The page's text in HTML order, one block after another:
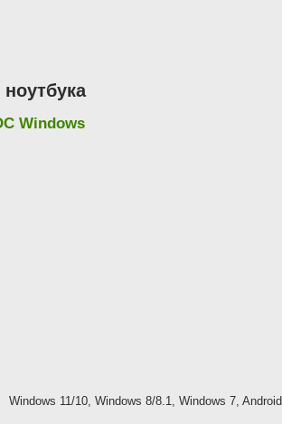
Windows
Windows 11/10, Windows 8/8.1, Windows 7, Android